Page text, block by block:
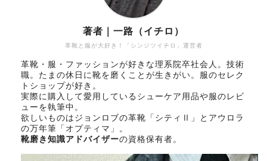
革靴と服が大好き！「シンジツイチロ」運営者
著者｜一路（イチロ）
革靴・服・ファッションが好きな理系院卒社会人。技術
職。たまの休日に靴を磨くことが生きがい。服のセレク
トショップが好き。
実際に購入して愛用しているシューケア用品や服のレビ
ューを執筆中。
欲しいものはジョンロブの革靴「シティⅡ」とアウロラ
の万年筆「オプティマ」。
靴磨き知識アドバイザーの資格保有者。